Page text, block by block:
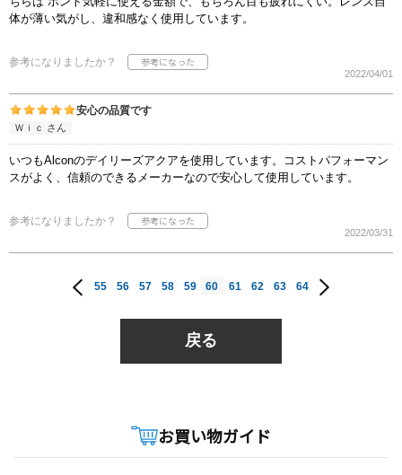
体が薄い気がし、違和感なく使用しています。
参考になりましたか？
2022/04/01
安心の品質です
Ｗｉｃ さん
いつもAlconのデイリーズアクアを使用しています。コストパフォーマン
スがよく、信頼のできるメーカーなので安心して使用しています。
参考になりましたか？
2022/03/31
55 56 57 58 59 60 61 62 63 64
戻る
お買い物ガイド